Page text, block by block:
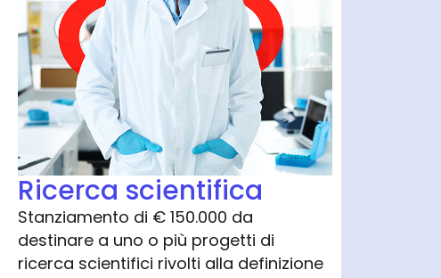
Ricerca scientifica
Stanziamento di € 150.000 da
destinare a uno o più progetti di
ricerca scientifici rivolti alla definizione